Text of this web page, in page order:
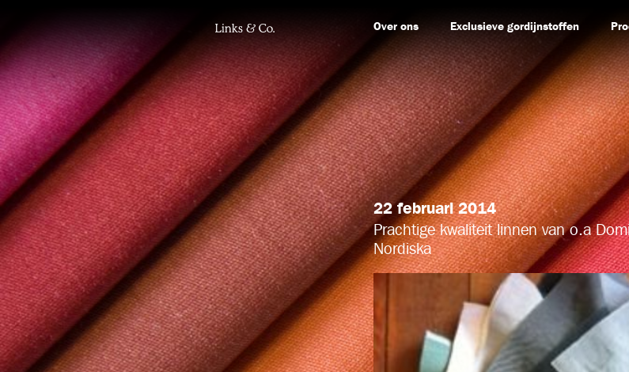
Over ons Exclusieve gordijnstoffen
22 februari 2014
Prachtige kwaliteit linnen van o.a
Nordiska